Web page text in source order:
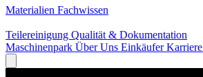
Materialien Fachwissen
Teilereinigung Qualität & Dokumentation
Maschinenpark Über Uns EinkäuferKarriere